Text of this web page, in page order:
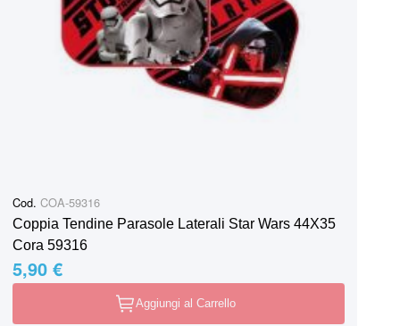
Cod. COA-59316
Coppia Tendine Parasole Laterali Star Wars 44X35
Cora 59316
5,90 €
Aggiungi al Carrello